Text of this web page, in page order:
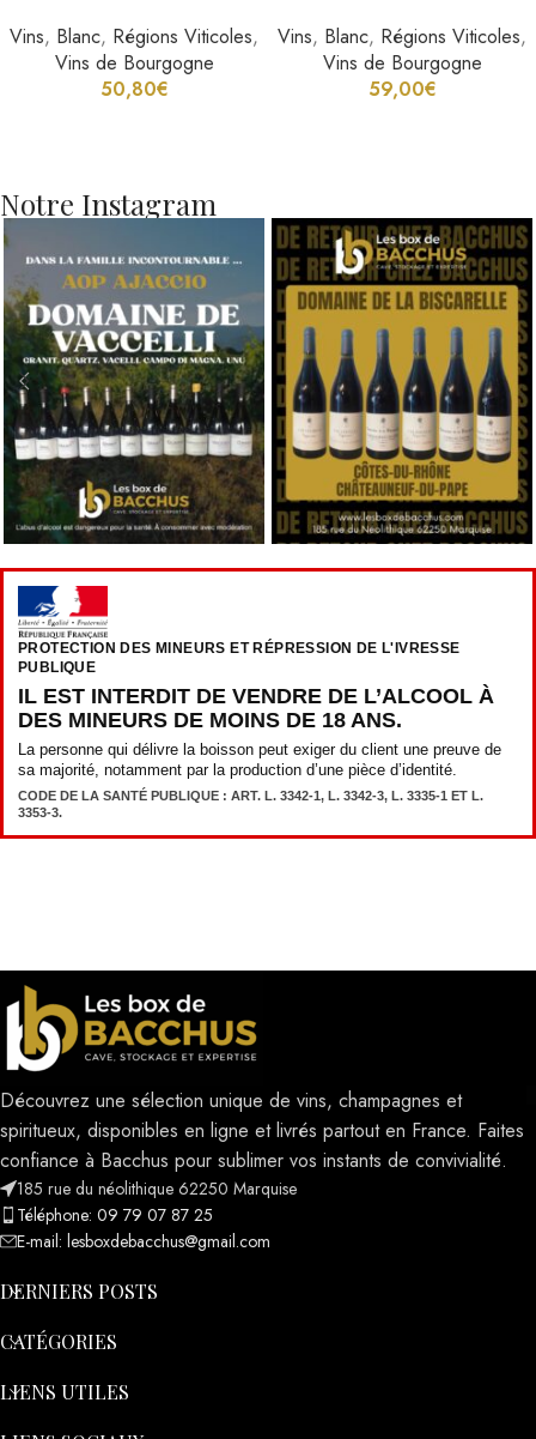
Vins, Blanc, Régions Viticoles,
Vins de Bourgogne
50,80€
Vins, Blanc, Régions Viticoles,
Vins de Bourgogne
59,00€
Notre Instagram
PROTECTION DES MINEURS ET RÉPRESSION DE L'IVRESSE
PUBLIQUE
IL EST INTERDIT DE VENDRE DE L’ALCOOL À
DES MINEURS DE MOINS DE 18 ANS.
La personne qui délivre la boisson peut exiger du client une preuve de
sa majorité, notamment par la production d’une pièce d’identité.
CODE DE LA SANTÉ PUBLIQUE : ART. L. 3342-1, L. 3342-3, L. 3335-1 ET L.
3353-3.
Découvrez une sélection unique de vins, champagnes et
spiritueux, disponibles en ligne et livrés partout en France. Faites
confiance à Bacchus pour sublimer vos instants de convivialité.
185 rue du néolithique 62250 Marquise
Téléphone: 09 79 07 87 25
E-mail: lesboxdebacchus@gmail.com
DERNIERS POSTS
CATÉGORIES
LIENS UTILES